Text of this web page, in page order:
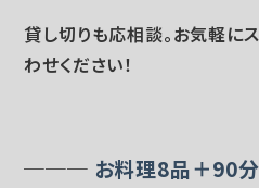
貸し切りも応相談。お気軽に
わせください！
─── お料理8品＋90